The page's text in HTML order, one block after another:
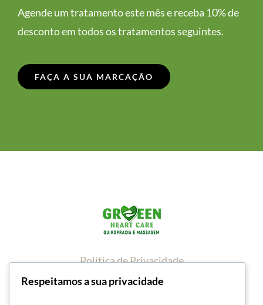
Agende um tratamento este mês e receba 10% de
desconto em todos os tratamentos seguintes.
FAÇA A SUA MARCAÇÃO
Política de Privacidade
Política de Cookies
Respeitamos a sua privacidade